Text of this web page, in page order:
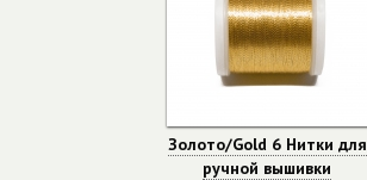
Золото/Gold 6 Нитки для
ручной вышивки